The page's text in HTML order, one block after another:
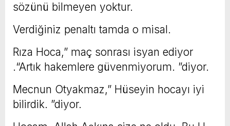
sözünü bilmeyen yoktur.
Verdiğiniz penaltı tamda o misal.
Rıza Hoca,” maç sonrası isyan ediyor
.“Artık hakemlere güvenmiyorum. ”diyor.
Mecnun Otyakmaz,” Hüseyin hocayı iyi
bilirdik. ”diyor.